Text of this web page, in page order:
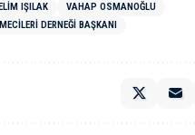
IŞILAK
VAHAP OSMANOĞLU
DERNEĞI BAŞKANI